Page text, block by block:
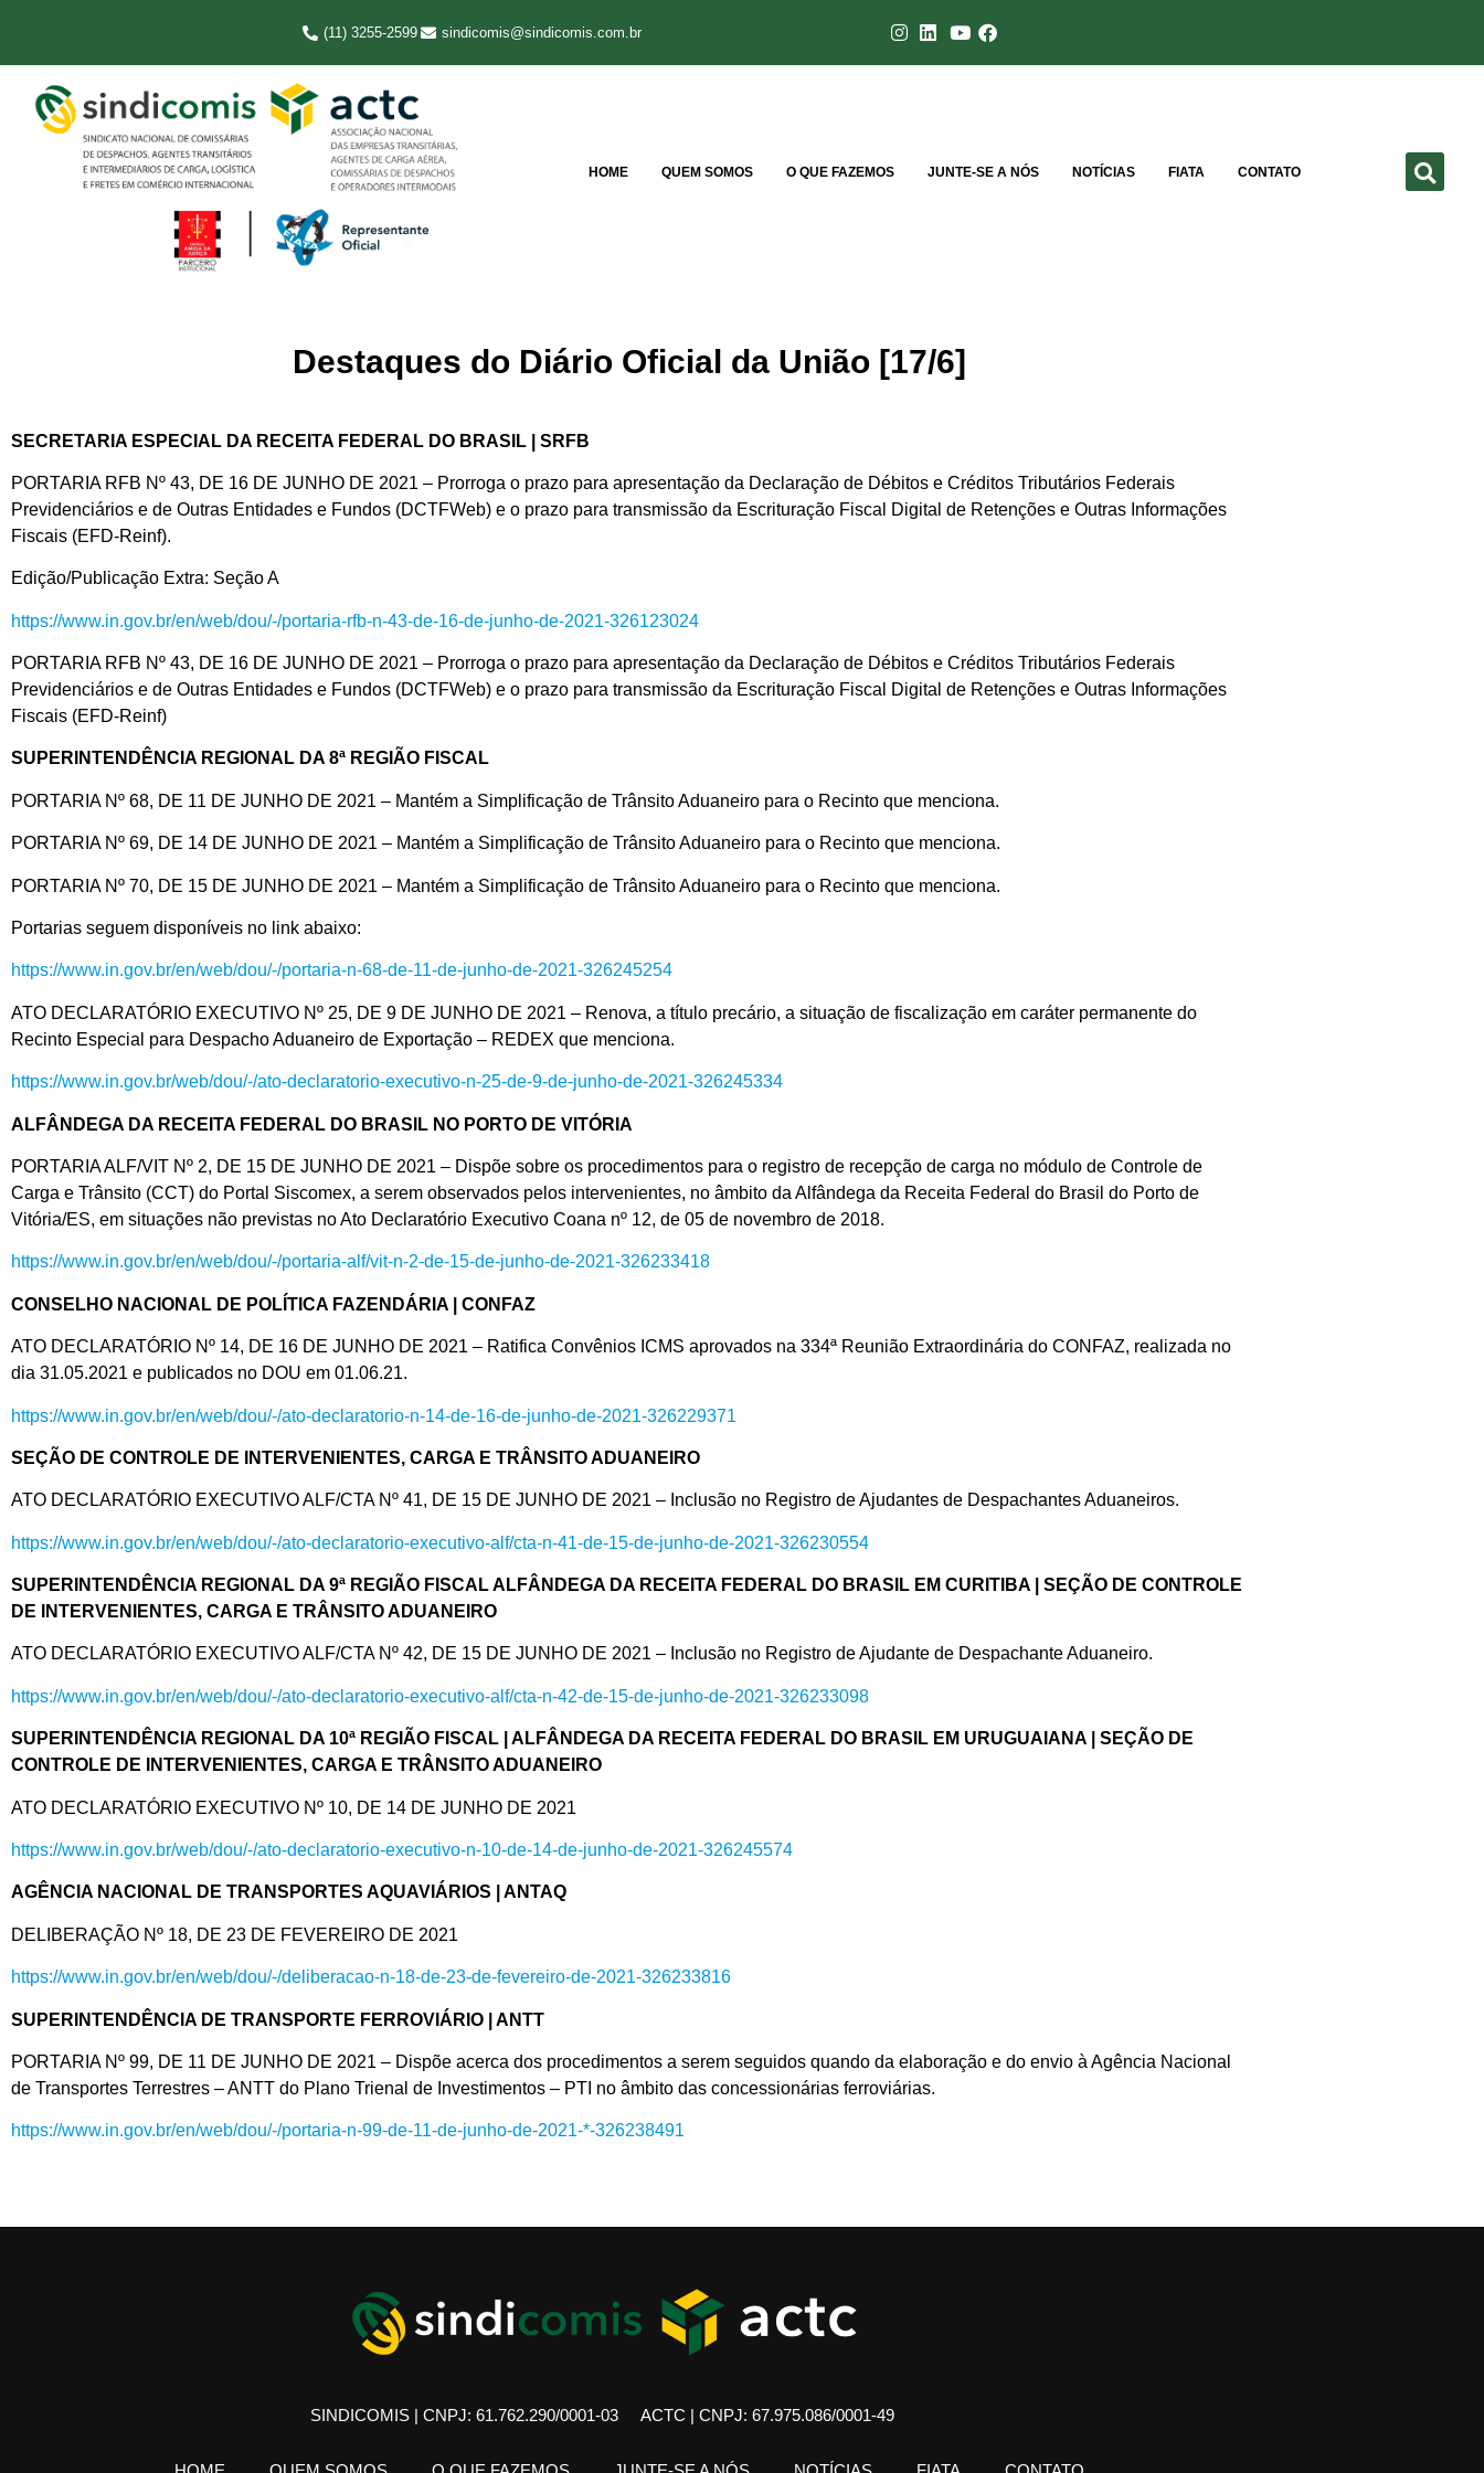
(11) 3255-2599 sindicomis@sindicomis.com.br
HOME QUEM SOMOS O QUE FAZEMOS JUNTE-SE A NÓS NOTÍCIAS FIATA CONTATO
Destaques do Diário Oficial da União [17/6]
SECRETARIA ESPECIAL DA RECEITA FEDERAL DO BRASIL | SRFB
PORTARIA RFB Nº 43, DE 16 DE JUNHO DE 2021 – Prorroga o prazo para apresentação da Declaração de Débitos e Créditos Tributários Federais
Previdenciários e de Outras Entidades e Fundos (DCTFWeb) e o prazo para transmissão da Escrituração Fiscal Digital de Retenções e Outras Informações
Fiscais (EFD-Reinf).
Edição/Publicação Extra: Seção A
https://www.in.gov.br/en/web/dou/-/portaria-rfb-n-43-de-16-de-junho-de-2021-326123024
PORTARIA RFB Nº 43, DE 16 DE JUNHO DE 2021 – Prorroga o prazo para apresentação da Declaração de Débitos e Créditos Tributários Federais
Previdenciários e de Outras Entidades e Fundos (DCTFWeb) e o prazo para transmissão da Escrituração Fiscal Digital de Retenções e Outras Informações
Fiscais (EFD-Reinf)
SUPERINTENDÊNCIA REGIONAL DA 8ª REGIÃO FISCAL
PORTARIA Nº 68, DE 11 DE JUNHO DE 2021 – Mantém a Simplificação de Trânsito Aduaneiro para o Recinto que menciona.
PORTARIA Nº 69, DE 14 DE JUNHO DE 2021 – Mantém a Simplificação de Trânsito Aduaneiro para o Recinto que menciona.
PORTARIA Nº 70, DE 15 DE JUNHO DE 2021 – Mantém a Simplificação de Trânsito Aduaneiro para o Recinto que menciona.
Portarias seguem disponíveis no link abaixo:
https://www.in.gov.br/en/web/dou/-/portaria-n-68-de-11-de-junho-de-2021-326245254
ATO DECLARATÓRIO EXECUTIVO Nº 25, DE 9 DE JUNHO DE 2021 – Renova, a título precário, a situação de fiscalização em caráter permanente do
Recinto Especial para Despacho Aduaneiro de Exportação – REDEX que menciona.
https://www.in.gov.br/web/dou/-/ato-declaratorio-executivo-n-25-de-9-de-junho-de-2021-326245334
ALFÂNDEGA DA RECEITA FEDERAL DO BRASIL NO PORTO DE VITÓRIA
PORTARIA ALF/VIT Nº 2, DE 15 DE JUNHO DE 2021 – Dispõe sobre os procedimentos para o registro de recepção de carga no módulo de Controle de
Carga e Trânsito (CCT) do Portal Siscomex, a serem observados pelos intervenientes, no âmbito da Alfândega da Receita Federal do Brasil do Porto de
Vitória/ES, em situações não previstas no Ato Declaratório Executivo Coana nº 12, de 05 de novembro de 2018.
https://www.in.gov.br/en/web/dou/-/portaria-alf/vit-n-2-de-15-de-junho-de-2021-326233418
CONSELHO NACIONAL DE POLÍTICA FAZENDÁRIA | CONFAZ
ATO DECLARATÓRIO Nº 14, DE 16 DE JUNHO DE 2021 – Ratifica Convênios ICMS aprovados na 334ª Reunião Extraordinária do CONFAZ, realizada no
dia 31.05.2021 e publicados no DOU em 01.06.21.
https://www.in.gov.br/en/web/dou/-/ato-declaratorio-n-14-de-16-de-junho-de-2021-326229371
SEÇÃO DE CONTROLE DE INTERVENIENTES, CARGA E TRÂNSITO ADUANEIRO
ATO DECLARATÓRIO EXECUTIVO ALF/CTA Nº 41, DE 15 DE JUNHO DE 2021 – Inclusão no Registro de Ajudantes de Despachantes Aduaneiros.
https://www.in.gov.br/en/web/dou/-/ato-declaratorio-executivo-alf/cta-n-41-de-15-de-junho-de-2021-326230554
SUPERINTENDÊNCIA REGIONAL DA 9ª REGIÃO FISCAL ALFÂNDEGA DA RECEITA FEDERAL DO BRASIL EM CURITIBA | SEÇÃO DE CONTROLE
DE INTERVENIENTES, CARGA E TRÂNSITO ADUANEIRO
ATO DECLARATÓRIO EXECUTIVO ALF/CTA Nº 42, DE 15 DE JUNHO DE 2021 – Inclusão no Registro de Ajudante de Despachante Aduaneiro.
https://www.in.gov.br/en/web/dou/-/ato-declaratorio-executivo-alf/cta-n-42-de-15-de-junho-de-2021-326233098
SUPERINTENDÊNCIA REGIONAL DA 10ª REGIÃO FISCAL | ALFÂNDEGA DA RECEITA FEDERAL DO BRASIL EM URUGUAIANA | SEÇÃO DE
CONTROLE DE INTERVENIENTES, CARGA E TRÂNSITO ADUANEIRO
ATO DECLARATÓRIO EXECUTIVO Nº 10, DE 14 DE JUNHO DE 2021
https://www.in.gov.br/web/dou/-/ato-declaratorio-executivo-n-10-de-14-de-junho-de-2021-326245574
AGÊNCIA NACIONAL DE TRANSPORTES AQUAVIÁRIOS | ANTAQ
DELIBERAÇÃO Nº 18, DE 23 DE FEVEREIRO DE 2021
https://www.in.gov.br/en/web/dou/-/deliberacao-n-18-de-23-de-fevereiro-de-2021-326233816
SUPERINTENDÊNCIA DE TRANSPORTE FERROVIÁRIO | ANTT
PORTARIA Nº 99, DE 11 DE JUNHO DE 2021 – Dispõe acerca dos procedimentos a serem seguidos quando da elaboração e do envio à Agência Nacional
de Transportes Terrestres – ANTT do Plano Trienal de Investimentos – PTI no âmbito das concessionárias ferroviárias.
https://www.in.gov.br/en/web/dou/-/portaria-n-99-de-11-de-junho-de-2021-*-326238491
SINDICOMIS | CNPJ: 61.762.290/0001-03 ACTC | CNPJ: 67.975.086/0001-49